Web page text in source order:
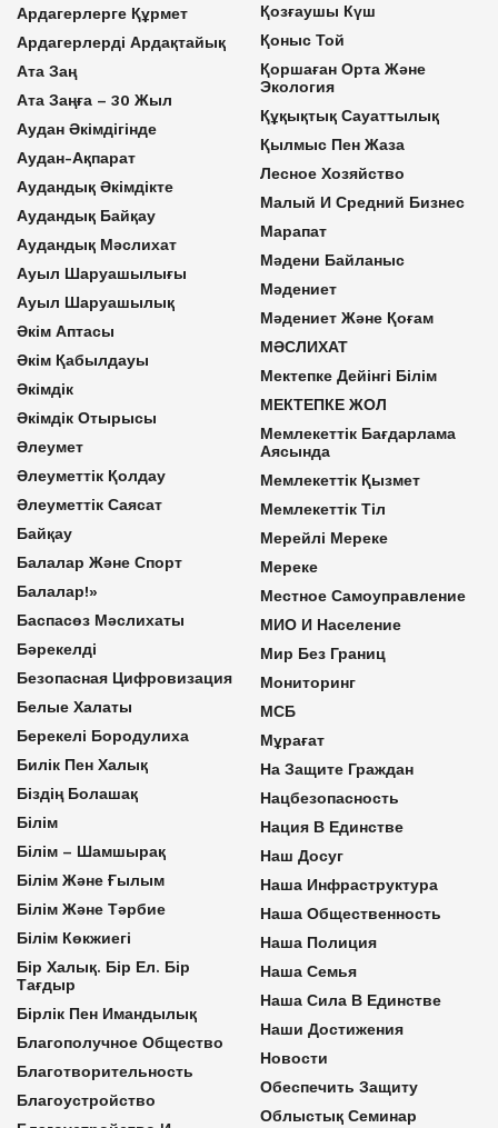
Ардагерлерге Құрмет
Ардагерлерді Ардақтайық
Ата Заң
Ата Заңға – 30 Жыл
Аудан Әкімдігінде
Аудан-Ақпарат
Аудандық Әкімдікте
Аудандық Байқау
Аудандық Мәслихат
Ауыл Шаруашылығы
Ауыл Шаруашылық
Әкім Аптасы
Әкім Қабылдауы
Әкімдік
Әкімдік Отырысы
Әлеумет
Әлеуметтік Қолдау
Әлеуметтік Саясат
Байқау
Балалар Және Спорт
Балалар!»
Баспасөз Мәслихаты
Бәрекелді
Безопасная Цифровизация
Белые Халаты
Берекелі Бородулиха
Билік Пен Халық
Біздің Болашақ
Білім
Білім – Шамшырақ
Білім Және Ғылым
Білім Және Тәрбие
Білім Көкжиегі
Бір Халық. Бір Ел. Бір
Тағдыр
Бірлік Пен Имандылық
Благополучное Общество
Благотворительность
Благоустройство
Қозғаушы Күш
Қоныс Той
Қоршаған Орта Және
Экология
Құқықтық Сауаттылық
Қылмыс Пен Жаза
Лесное Хозяйство
Малый И Средний Бизнес
Марапат
Мәдени Байланыс
Мәдениет
Мәдениет Және Қоғам
МӘСЛИХАТ
Мектепке Дейінгі Білім
МЕКТЕПКЕ ЖОЛ
Мемлекеттік Бағдарлама
Аясында
Мемлекеттік Қызмет
Мемлекеттік Тіл
Мерейлі Мереке
Мереке
Местное Самоуправление
МИО И Население
Мир Без Границ
Мониторинг
МСБ
Мұрағат
На Защите Граждан
Нацбезопасность
Нация В Единстве
Наш Досуг
Наша Инфраструктура
Наша Общественность
Наша Полиция
Наша Семья
Наша Сила В Единстве
Наши Достижения
Новости
Обеспечить Защиту
Облыстық Семинар